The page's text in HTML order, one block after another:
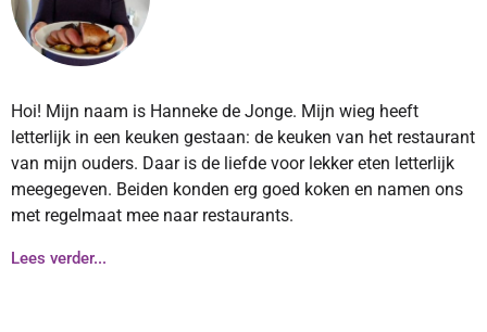
Hoi! Mijn naam is Hanneke de Jonge. Mijn wieg heeft
letterlijk in een keuken gestaan: de keuken van het restaurant
van mijn ouders. Daar is de liefde voor lekker eten letterlijk
meegegeven. Beiden konden erg goed koken en namen ons
met regelmaat mee naar restaurants.
Lees verder...